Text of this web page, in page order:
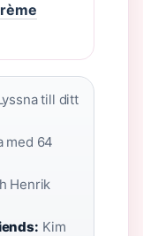
till ditt
med 64
Henrik
Kim